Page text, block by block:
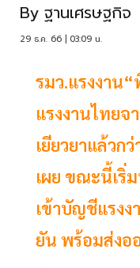
By ฐานเศรษฐกิจ
29 ธ.ค. 66 | 03:09 น.
รมว.แรงงาน
แรงงานไทยจ
เยียวยาแล้วก
เผย ขณะนี้เริ่
เข้าบัญชีแรง
ยัน พร้อมส่งอ